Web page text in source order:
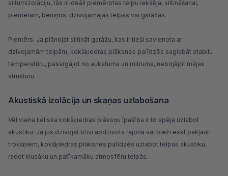
siltumizolāciju, tās ir ideāli piemērotas telpu iekšējai siltināšanai,
piemēram, bēniņos, dzīvojamajās telpās vai garāžās.
Piemērs: Ja plānojat siltināt garāžu, kas ir tieši savienota ar
dzīvojamām telpām, kokšķiedras plāksnes palīdzēs saglabāt stabilu
temperatūru, pasargājot no aukstuma un mitruma, nebojājot mājas
struktūru.
Akustiskā izolācija un skaņas uzlabošana
Vēl viena lieliska kokšķiedras plāksņu īpašība ir to spēja uzlabot
akustiku. Ja jūs dzīvojat blīvi apdzīvotā rajonā vai bieži esat pakļauti
trokšņiem, kokšķiedras plāksnes palīdzēs uzlabot telpas akustiku,
radot klusāku un patīkamāku atmosfēru telpās.